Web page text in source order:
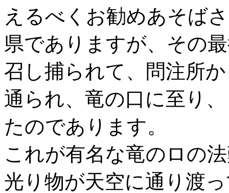
えるべくお勧めあそば
県でありますが、その
召し捕られて、問注所
通られ、竜の口に至り
たのであります。
これが有名な竜のロの
光り物が天空に通り渡